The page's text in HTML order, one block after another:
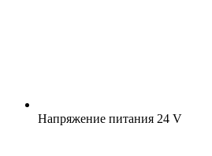
Напряжение питания 24 V